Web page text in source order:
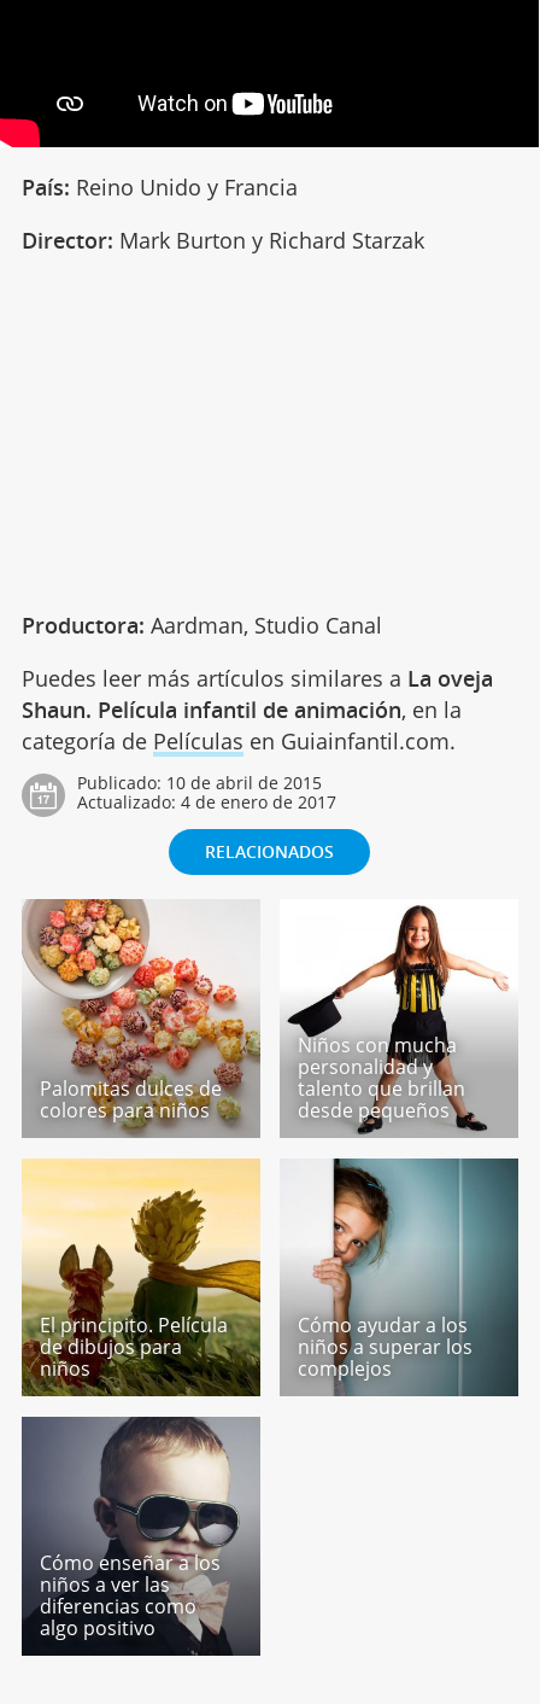
País: Reino Unido y Francia
Director: Mark Burton y Richard Starzak
Productora: Aardman, Studio Canal
Puedes leer más artículos similares a La oveja
Shaun. Película infantil de animación, en la
categoría de Películas en Guiainfantil.com.
Publicado: 10 de abril de 2015
Actualizado: 4 de enero de 2017
RELACIONADOS
Palomitas dulces de
colores para niños
Niños con mucha
personalidad y
talento que brillan
desde pequeños
El principito. Película
de dibujos para
niños
Cómo ayudar a los
niños a superar los
complejos
Cómo enseñar a los
niños a ver las
diferencias como
algo positivo